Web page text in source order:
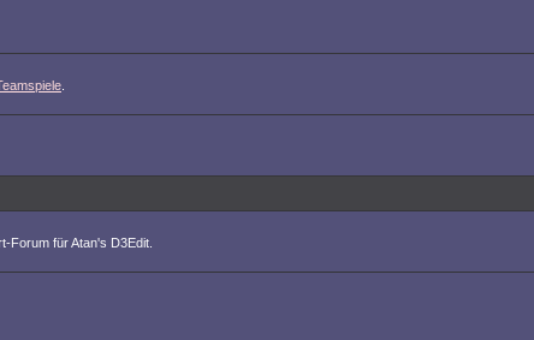
Forum für Atan's D3Edit.